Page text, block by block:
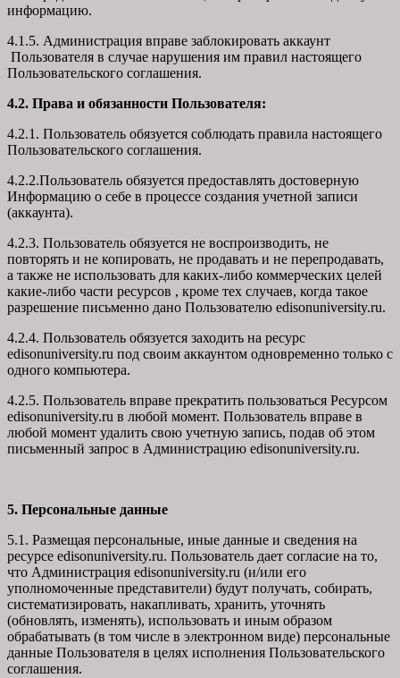
информацию.
4.1.5. Администрация вправе заблокировать аккаунт
Пользователя в случае нарушения им правил настоящего
Пользовательского соглашения.
4.2. Права и обязанности Пользователя:
4.2.1. Пользователь обязуется соблюдать правила настоящего
Пользовательского соглашения.
4.2.2.Пользователь обязуется предоставлять достоверную
Информацию о себе в процессе создания учетной записи
(аккаунта).
4.2.3. Пользователь обязуется не воспроизводить, не
повторять и не копировать, не продавать и не перепродавать,
а также не использовать для каких-либо коммерческих целей
какие-либо части ресурсов , кроме тех случаев, когда такое
разрешение письменно дано Пользователю edisonuniversity.ru.
4.2.4. Пользователь обязуется заходить на ресурс
edisonuniversity.ru под своим аккаунтом одновременно только с
одного компьютера.
4.2.5. Пользователь вправе прекратить пользоваться Ресурсом
edisonuniversity.ru в любой момент. Пользователь вправе в
любой момент удалить свою учетную запись, подав об этом
письменный запрос в Администрацию edisonuniversity.ru.
5. Персональные данные
5.1. Размещая персональные, иные данные и сведения на
ресурсе edisonuniversity.ru. Пользователь дает согласие на то,
что Администрация edisonuniversity.ru (и/или его
уполномоченные представители) будут получать, собирать,
систематизировать, накапливать, хранить, уточнять
(обновлять, изменять), использовать и иным образом
обрабатывать (в том числе в электронном виде) персональные
данные Пользователя в целях исполнения Пользовательского
соглашения.